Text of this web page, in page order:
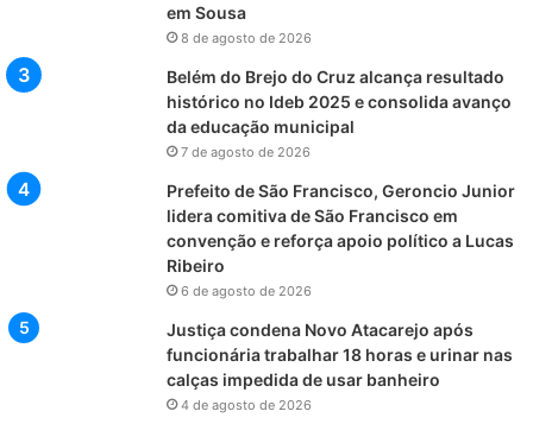
em Sousa
8 de agosto de 2026
Belém do Brejo do Cruz alcança resultado
histórico no Ideb 2025 e consolida avanço
da educação municipal
7 de agosto de 2026
Prefeito de São Francisco, Geroncio Junior
lidera comitiva de São Francisco em
convenção e reforça apoio político a Lucas
Ribeiro
6 de agosto de 2026
Justiça condena Novo Atacarejo após
funcionária trabalhar 18 horas e urinar nas
calças impedida de usar banheiro
4 de agosto de 2026